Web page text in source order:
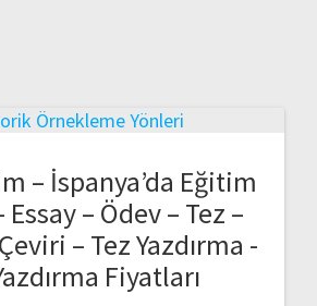
– İspanya’da Eğitim
– Ödev – Tez –
– Tez Yazdırma -
Fiyatları